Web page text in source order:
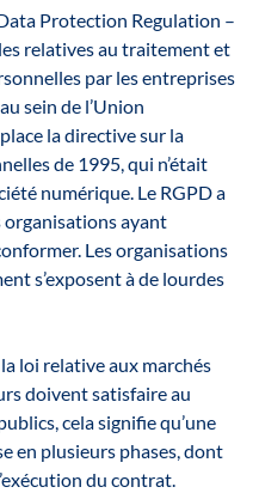
Protection Regulation –
relatives au traitement et
par les entreprises
sein de l’Union
la directive sur la
de 1995, qui n’était
numérique. Le RGPD a
organisations ayant
Les organisations
s’exposent à de lourdes
loi relative aux marchés
doivent satisfaire au
cela signifie qu’une
en plusieurs phases, dont
du contrat.